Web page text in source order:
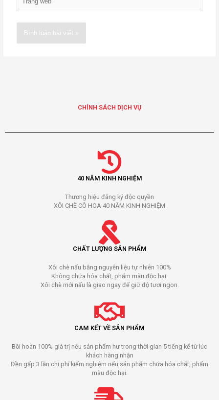
web
CHÍNH SÁCH DỊCH VỤ
40 NĂM KINH NGHIỆM
Thương hiệu đăng ký độc quyền
XÔI CHÈ CÔ HOA 40 NĂM KINH NGHIỆM
CHẤT LƯỢNG SẢN PHẨM
Xôi chè nấu bằng nguyên liệu tự nhiên 100%
Không chứa hóa chất, phẩm màu độc hại.
Xôi chè mới nấu là giao ngay để giữ độ tươi ngon.
CAM KẾT VỀ SẢN PHẨM
Bồi hoàn 100% giá trị nếu sản phẩm hư trong thời gian 5 tiếng kể từ lúc
khách hàng nhận
Đền gấp 3 lần chi phí kiểm nghiệm nếu sản phẩm chứa hóa chất, phẩm
màu độc hại.